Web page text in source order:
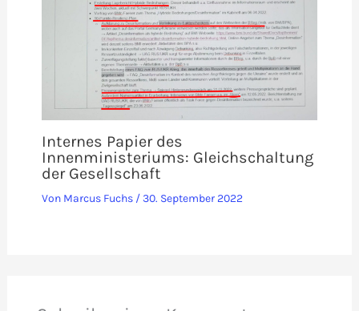
Internes Papier des
Innenministeriums: Gleichschaltung
der Gesellschaft
Von Marcus Fuchs /30. September 2022